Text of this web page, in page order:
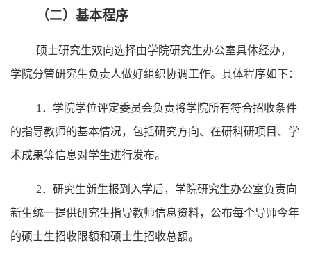
（二）基本程序
硕士研究生双向选择由学院研究生办公室具体经办，
学院分管研究生负责人做好组织协调工作。具体程序如下：
1 ．学院学位评定委员会负责将学院所有符合招收条件
的指导教师的基本情况，包括研究方向、在研科研项目、学
术成果等信息对学生进行发布。
2．研究生新生报到入学后， 学院研究生办公室负责向
新生统一提供研究生指导教师信息资料，公布每个导师今年
的硕士生招收限额和硕士生招收总额。